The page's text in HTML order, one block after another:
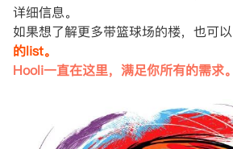
详细信息。
如果想了解更多带篮球场的楼，也可
的list。
Hooli一直在这里，满足你所有的需求。